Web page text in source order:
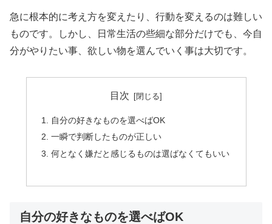
急に根本的に考え方を変えたり、行動を変えるのは難しい
ものです。しかし、日常生活の些細な部分だけでも、今自
分がやりたい事、欲しい物を選んでいく事は大切です。
目次
自分の好きなものを選べばOK
一瞬で判断したものが正しい
何となく嫌だと感じるものは選ばなくてもいい
自分の好きなものを選べばOK